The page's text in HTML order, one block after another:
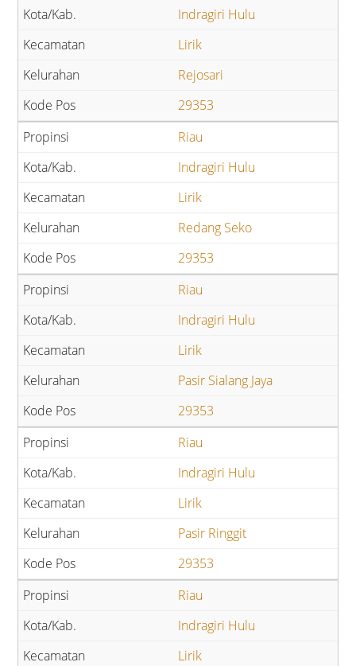
Indragiri Hulu
Lirik
Rejosari
29353
Riau
Indragiri Hulu
Lirik
Redang Seko
29353
Riau
Indragiri Hulu
Lirik
Pasir Sialang Jaya
29353
Riau
Indragiri Hulu
Lirik
Pasir Ringgit
29353
Riau
Indragiri Hulu
Lirik